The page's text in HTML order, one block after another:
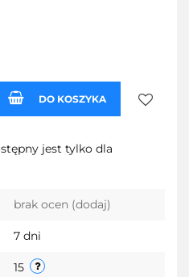
DO KOSZYKA
jest tylko dla
brak ocen (dodaj)
7 dni
15